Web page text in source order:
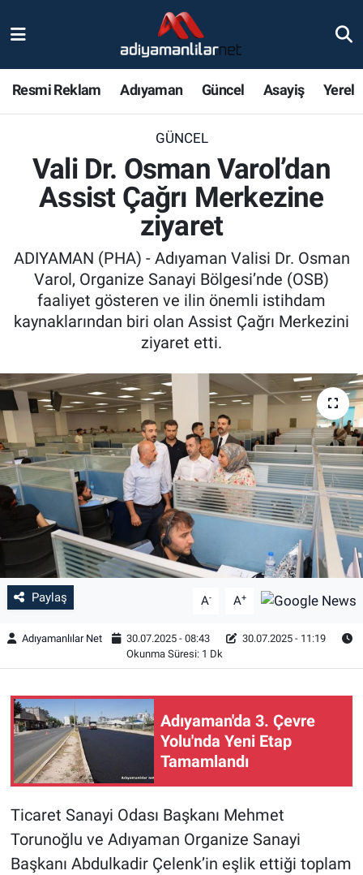
Resmi Reklam Adıyaman Güncel Asayiş Yerel
GÜNCEL
Vali Dr. Osman Varol’dan
Assist Çağrı Merkezine
ziyaret
ADIYAMAN (PHA) - Adıyaman Valisi Dr. Osman
Varol, Organize Sanayi Bölgesi’nde (OSB)
faaliyet gösteren ve ilin önemli istihdam
kaynaklarından biri olan Assist Çağrı Merkezini
ziyaret etti.
Paylaş A- A+
Adıyamanlılar Net 30.07.2025 - 08:43
30.07.2025 - 11:19
Okunma Süresi: 1 Dk
Adıyaman'da 3. Çevre
Yolu'nda Yeni Etap
Tamamlandı
Ticaret Sanayi Odası Başkanı Mehmet
Torunoğlu ve Adıyaman Organize Sanayi
Başkanı Abdulkadir Çelenk’in eşlik ettiği toplam
Magazin
Bölge Haberleri
Gündem
Asayiş
Özel Haber
Kültür Sanat
Eğitim
Ekonomi
Yaşam
Çevre
BİLİM VE TEKNOLOJİ
Nöbetçi Eczaneler
Adiyaman Namaz Vakitleri
Trafik Durumu
Süper Lig Puan Durumu ve Fikstür
Tüm Manşetler
Son Dakika Haberleri